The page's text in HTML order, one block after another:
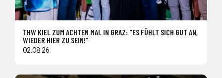
THW KIEL ZUM ACHTEN MAL IN GRAZ: "ES FÜHLT SICH GUT AN,
WIEDER HIER ZU SEIN!"
02.08.26